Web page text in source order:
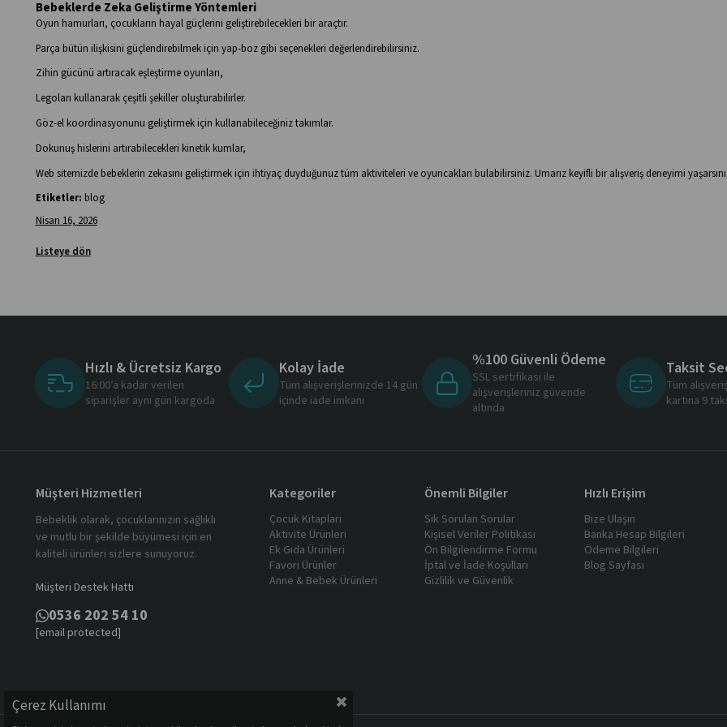
Bebeklerde Zeka Geliştirme Yöntemleri
Oyun hamurları, çocukların hayal güçlerini geliştirebilecekleri bir araçtır.
Parça bütün ilişkisini güçlendirebilmek için yap-boz gibi seçenekleri değerlendirebilirsiniz.
Zihin gücünü artıracak eşleştirme oyunları,
Legoları kullanarak çeşitli şekiller oluşturabilirler.
Göz-el koordinasyonunu geliştirmek için kullanabileceğiniz takımlar.
Dokunuş hislerini artırabilecekleri kinetik kumlar,
Web sitemizde bebeklerin zekasını geliştirmek için ihtiyaç duyduğunuz tüm aktiviteleri ve oyuncakları bulabilirsiniz. Umarız keyifli bir alışveriş deneyimi
Etiketler: blog
Nisan 16, 2026
Listeye dön
Hızlı & Ücretsiz Kargo
16:00’a kadar verilen
siparişler aynı gün kargoda
Kolay İade
Tüm alışverişlerinizde 14 gün
içinde iade imkanı
%100 Güvenli Ödeme
SSL sertifikası ile
alışverişleriniz güvende
altında
Taksit
Tüm
kartına 9
Müşteri Hizmetleri
Bebeklik olarak, çocuklarınızın sağlıklı
ve mutlu bir şekilde büyümesi için en
kaliteli ürünleri sizlere sunuyoruz.
Müşteri Destek Hattı
0536 202 54 10
[email protected]
Kategoriler
Çocuk Kitapları
Aktivite Ürünleri
Ek Gıda Ürünleri
Favori Ürünler
Anne & Bebek Ürünleri
Önemli Bilgiler
Sık Sorulan Sorular
Kişisel Veriler Politikası
Ön Bilgilendirme Formu
İptal ve İade Koşulları
Gizlilik ve Güvenlik
Hızlı Erişim
Bize Ulaşın
Banka Hesap Bilgileri
Ödeme Bilgileri
Blog Sayfası
Çerez Kullanımı